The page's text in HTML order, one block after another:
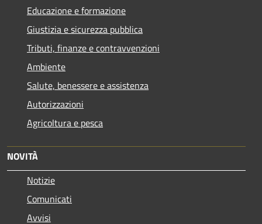
Educazione e formazione
Giustizia e sicurezza pubblica
Tributi, finanze e contravvenzioni
Ambiente
Salute, benessere e assistenza
Autorizzazioni
Agricoltura e pesca
NOVITÀ
Notizie
Comunicati
Avvisi